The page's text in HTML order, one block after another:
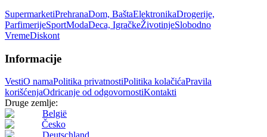
SupermarketiPrehranaDom, BaštaElektronikaDrogerije,
ParfimerijeSportModaDeca, IgračkeŽivotinjeSlobodno
VremeDiskont
Informacije
VestiO namaPolitika privatnostiPolitika kolačićaPravila
korišćenjaOdricanje od odgovornostiKontakti
Druge zemlje:
België
Česko